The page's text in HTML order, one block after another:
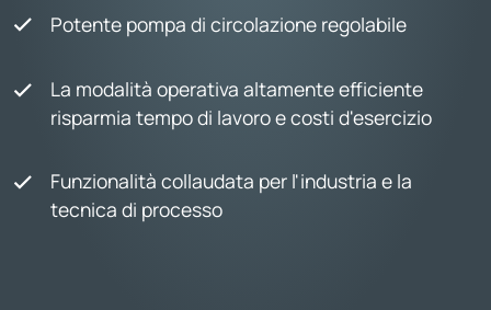
Potente pompa di circolazione regolabile
La modalità operativa altamente efficiente
risparmia tempo di lavoro e costi d'esercizio
Funzionalità collaudata per l'industria e la
tecnica di processo